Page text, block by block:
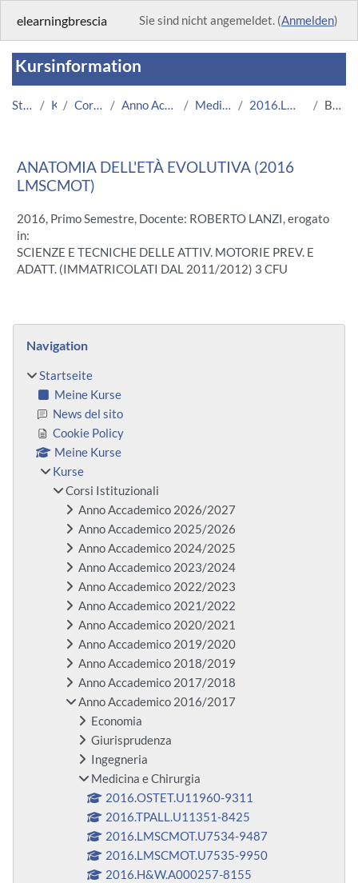
elearningbrescia Sie sind nicht angemeldet. (Anmelden)
Kursinformation
Startseite Kurse Corsi Istituzionali Anno Accademico 2016/2017 Medicina e Chirurgia 2016.LMSCMOT.U8721-9846 Beschreibung
ANATOMIA DELL'ETÀ EVOLUTIVA (2016
LMSCMOT)
2016, Primo Semestre, Docente: ROBERTO LANZI, erogato
in:
SCIENZE E TECNICHE DELLE ATTIV. MOTORIE PREV. E
ADATT. (IMMATRICOLATI DAL 2011/2012) 3 CFU
Blöcke
Navigation
Startseite
Meine Kurse
News del sito
Cookie Policy
Meine Kurse
Kurse
Corsi Istituzionali
Anno Accademico 2026/2027
Anno Accademico 2025/2026
Anno Accademico 2024/2025
Anno Accademico 2023/2024
Anno Accademico 2022/2023
Anno Accademico 2021/2022
Anno Accademico 2020/2021
Anno Accademico 2019/2020
Anno Accademico 2018/2019
Anno Accademico 2017/2018
Anno Accademico 2016/2017
Economia
Giurisprudenza
Ingegneria
Medicina e Chirurgia
2016.OSTET.U11960-9311
2016.TPALL.U11351-8425
2016.LMSCMOT.U7534-9487
2016.LMSCMOT.U7535-9950
2016.H&W.A000257-8155